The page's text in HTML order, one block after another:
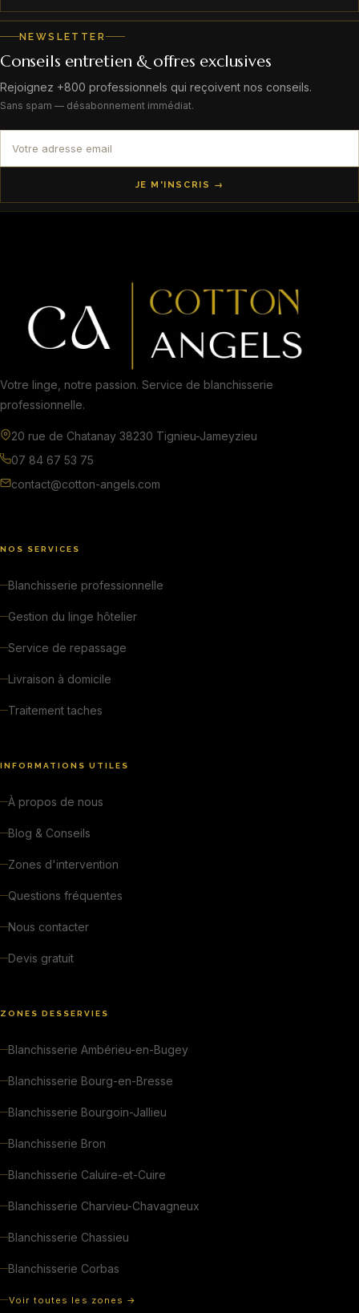
NEWSLETTER
Conseils entretien & offres exclusives
Rejoignez +800 professionnels qui reçoivent nos conseils.
Sans spam — désabonnement immédiat.
JE M'INSCRIS →
Votre linge, notre passion. Service de blanchisserie
professionnelle.
20 rue de Chatanay 38230 Tignieu-Jameyzieu
07 84 67 53 75
contact@cotton-angels.com
NOS SERVICES
Blanchisserie professionnelle
Gestion du linge hôtelier
Service de repassage
Livraison à domicile
Traitement taches
INFORMATIONS UTILES
À propos de nous
Blog & Conseils
Zones d'intervention
Questions fréquentes
Nous contacter
Devis gratuit
ZONES DESSERVIES
Blanchisserie Ambérieu-en-Bugey
Blanchisserie Bourg-en-Bresse
Blanchisserie Bourgoin-Jallieu
Blanchisserie Bron
Blanchisserie Caluire-et-Cuire
Blanchisserie Charvieu-Chavagneux
Blanchisserie Chassieu
Blanchisserie Corbas
Voir toutes les zones →